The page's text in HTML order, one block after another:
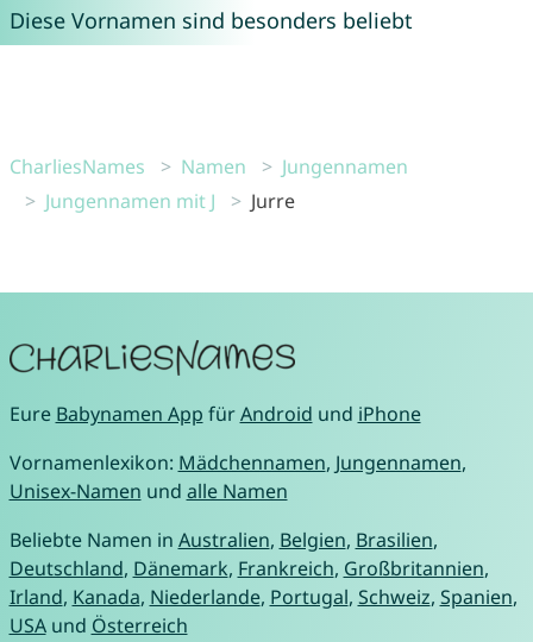
Diese Vornamen sind besonders beliebt
CharliesNames Namen
Jungennamen
Jungennamen mit J
Jurre
Eure Babynamen App fürAndroid und iPhone
Vornamenlexikon: Mädchennamen, Jungennamen,
Unisex-Namen und alle Namen
Beliebte Namen in Australien, Belgien, Brasilien,
Deutschland, Dänemark, Frankreich, Großbritannien,
Irland, Kanada, Niederlande, Portugal, Schweiz, Spanien,
USAund Österreich